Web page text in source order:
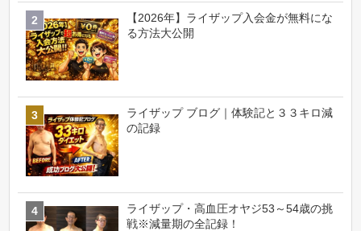
【2026年】ライザップ入会金が無料にな
る方法大公開
ライザップ ブログ｜体験記と３３キロ減
の記録
ライザップ・高血圧オヤジ53～54歳の挑
戦※減量期の全記録！